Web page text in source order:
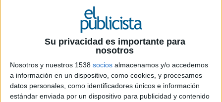
Su privacidad es importante para
nosotros
Nosotros y nuestros 1538 socios almacenamos y/o accedemos
a información en un dispositivo, como cookies, y procesamos
datos personales, como identificadores únicos e información
estándar enviada por un dispositivo para publicidad y contenido
Ficha técnica ‘Todos merecemos descansar’